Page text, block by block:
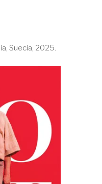
Suecia, 2025.